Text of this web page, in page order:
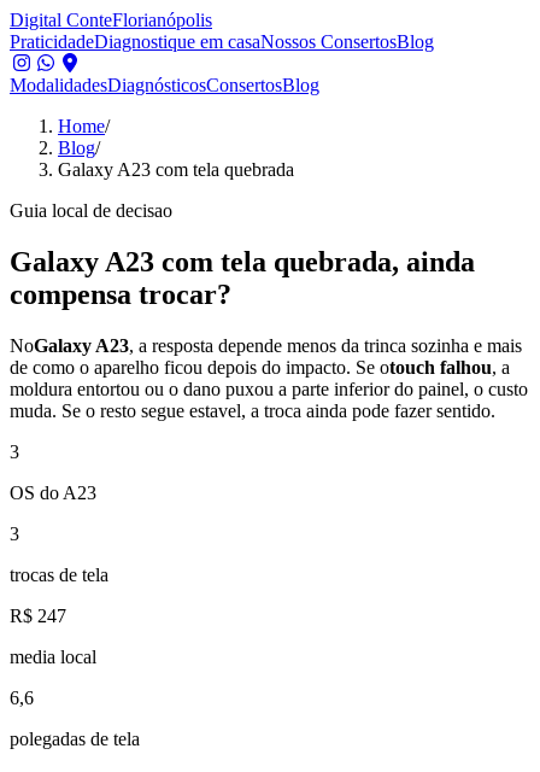
Digital ConteFlorianópolis
PraticidadeDiagnostique em casaNossos ConsertosBlog
ModalidadesDiagnósticosConsertosBlog
Home/
Blog/
Galaxy A23 com tela quebrada
Guia local de decisao
Galaxy A23 com tela quebrada, ainda
compensa trocar?
NoGalaxy A23, a resposta depende menos da trinca sozinha e mais
de como o aparelho ficou depois do impacto. Se otouch falhou, a
moldura entortou ou o dano puxou a parte inferior do painel, o custo
muda. Se o resto segue estavel, a troca ainda pode fazer sentido.
3
OS do A23
3
trocas de tela
R$ 247
media local
6,6
polegadas de tela